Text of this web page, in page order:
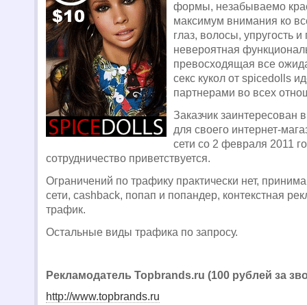
формы, незабываемо
максимум внимания ко
глаз, волосы, упругость и
невероятная
превосходящая все
секс кукол от spicedolls
партнерами во всех
Заказчик заинтересован
для своего интернет-
сети со 2 февраля 2011
сотрудничество приветствуется.
Ограничений по трафику практически нет,
сети, cashback, попап и попандер, контекстная
трафик.
Остальные виды трафика по запросу.
Рекламодатель Topbrands.ru (100 рублей за
http://www.topbrands.ru